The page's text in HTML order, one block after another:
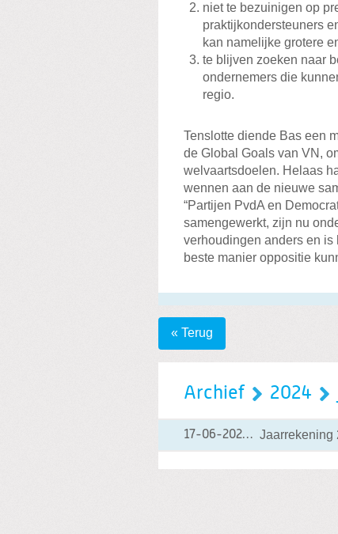
niet te bezuinigen op
praktijkondersteuners
kan namelijke grotere
te blijven zoeken naar
ondernemers die
regio.
Tenslotte diende Bas een
de Global Goals van VN,
welvaartsdoelen. Helaas
wennen aan de nieuwe
“Partijen PvdA en
samengewerkt, zijn nu
verhoudingen anders en
beste manier oppositie
« Terug
Archief 2024
17-06-202417-06-2024
Jaarrekening